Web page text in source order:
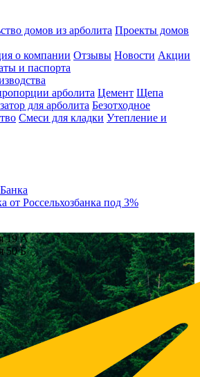
домов из арболита Проекты домов
о компании Отзывы Новости Акции
и паспорта
арболита Цемент Щепа
для арболита Безотходное
Смеси для кладки Утепление и
от Россельхозбанка под 3%
19 А
50 Б